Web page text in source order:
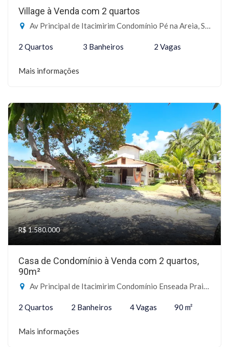
Village à Venda com 2 quartos
Av Principal de Itacimirim Condomínio Pé na Areia, Sn - Itacimirim, Camaçari-BA
2 Quartos 3 Banheiros 2 Vagas
Mais informações
R$ 1.580.000
Casa de Condomínio à Venda com 2 quartos,
90m²
Av Principal de Itacimirim Condomínio Enseada Praia da Espera, Sn - Itacimirim, Camaçari-BA
2 Quartos 2 Banheiros 4 Vagas 90 m²
Mais informações